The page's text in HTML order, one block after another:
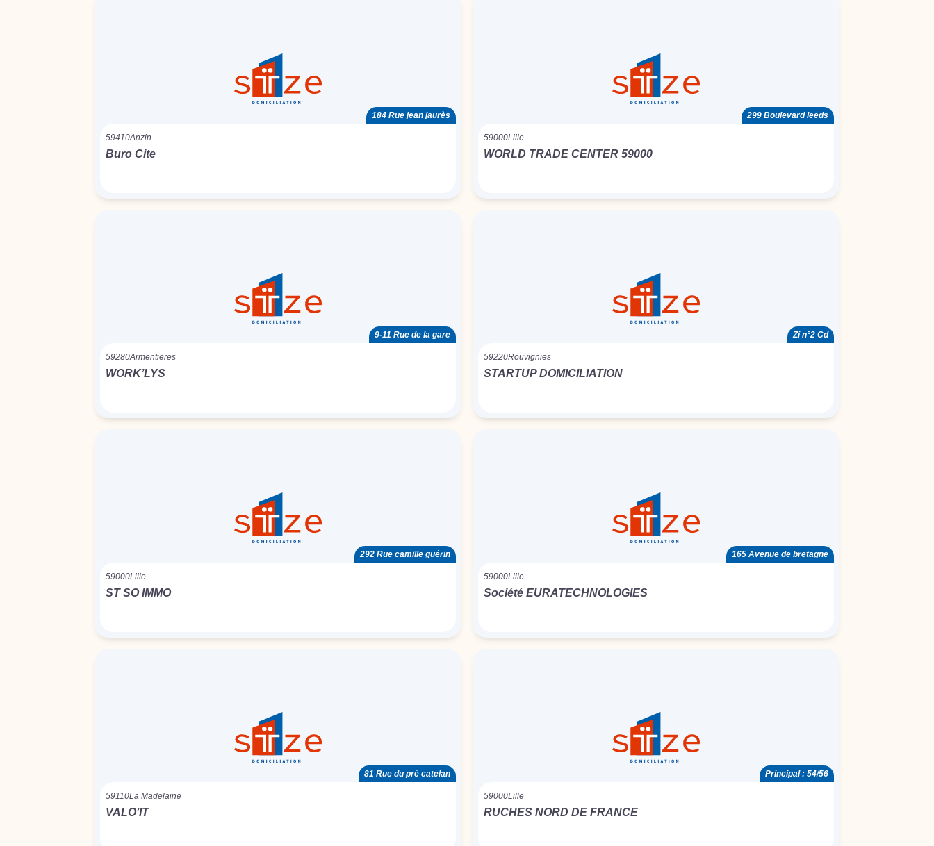
184 Rue jean jaurès
59410Anzin
Buro Cite
299 Boulevard leeds
59000Lille
WORLD TRADE CENTER 59000
9-11 Rue de la gare
59280Armentieres
WORK’LYS
Zi n°2 Cd
59220Rouvignies
STARTUP DOMICILIATION
292 Rue camille guérin
59000Lille
ST SO IMMO
165 Avenue de bretagne
59000Lille
Société EURATECHNOLOGIES
81 Rue du pré catelan
59110La Madelaine
VALO’IT
Principal : 54/56
59000Lille
RUCHES NORD DE FRANCE